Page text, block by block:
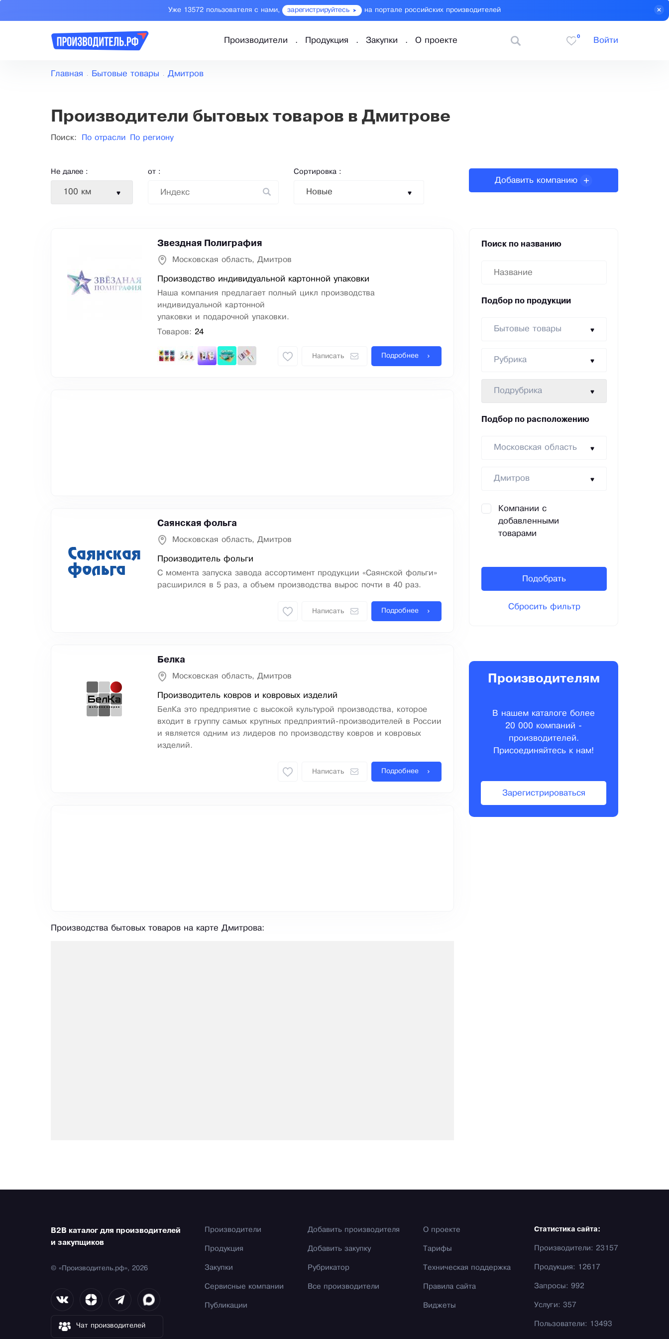
Уже 13572 пользователя с нами, зарегистрируйтесь на портале российских производителей
Производители Продукция Закупки О проекте
0
Войти
Главная Бытовые товары Дмитров
Производители бытовых товаров в Дмитрове
Поиск: По отрасли По региону
Не далее :
100 км
от : Сортировка :
Новые
Добавить компанию
Звездная Полиграфия
Московская область, Дмитров
Производство индивидуальной картонной упаковки
Наша компания предлагает полный цикл производства
индивидуальной картонной
упаковки и подарочной упаковки.
Товаров: 24
Написать Подробнее
Саянская фольга
Московская область, Дмитров
Производитель фольги
C момента запуска завода ассортимент продукции «Саянской фольги»
расширился в 5 раз, а объем производства вырос почти в 40 раз.
Написать Подробнее
Белка
Московская область, Дмитров
Производитель ковров и ковровых изделий
БелКа это предприятие с высокой культурой производства, которое
входит в группу самых крупных предприятий-производителей в России
и является одним из лидеров по производству ковров и ковровых
изделий.
Написать Подробнее
Производства бытовых товаров на карте Дмитрова:
Поиск по названию
Подбор по продукции
Бытовые товары
Рубрика
Подрубрика
Подбор по расположению
Московская область
Дмитров
Компании с
добавленными
товарами
Подобрать
Сбросить фильтр
Производителям
В нашем каталоге более
20 000 компаний -
производителей.
Присоединяйтесь к нам!
Зарегистрироваться
B2B каталог для производителей
и закупщиков
© «Производитель.рф», 2026
Чат производителей
Производители
Продукция
Закупки
Сервисные компании
Публикации
Добавить производителя
Добавить закупку
Рубрикатор
Все производители
О проекте
Тарифы
Техническая поддержка
Правила сайта
Виджеты
Статистика сайта:
Производители: 23157
Продукция: 12617
Запросы: 992
Услуги: 357
Пользователи: 13493